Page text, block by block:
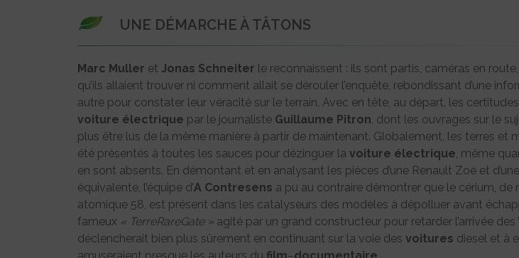
UNE DÉMARCHE À TÂTONS
Marc Muller et Jonas Schneiter le reconnaissent : ils sont partis, caméras en
qu’ils allaient trouver ni comment allait se dérouler l’enquête, rebondissant d’une
autre pour constater leur véracité sur le terrain. Avec en tête, au départ, les
voiture électrique par le journaliste Guillaume Pitron, dont les ouvrages sur le
plus être lus de la même manière à partir de maintenant. Globalement, les terres et
été présentés à toutes les sauces pour dézinguer la voiture électrique, même
en sont absents. En démontant et en analysant les pièces d’une Renault Zoé et
équivalente, l’équipe d’A Contresens a pu au contraire démontrer que le cérium, de
atomique 58, est présent dans les catalyseurs des modèles à dépolluer avant
fameux « TerreRareGate » agité par un grand constructeur pour retarder l’arrivée des
déclencherait bien plus sûrement en continuant sur la voie des voitures diesel et à